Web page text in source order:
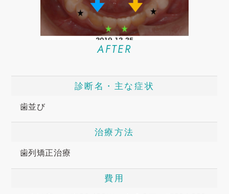
AFTER
診断名・主な症状
歯並び
治療方法
歯列矯正治療
費用